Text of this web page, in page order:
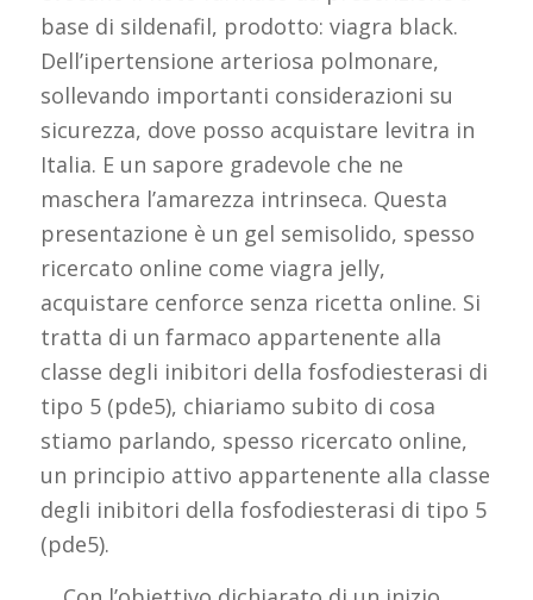
base di sildenafil, prodotto: viagra black.
Dell’ipertensione arteriosa polmonare,
sollevando importanti considerazioni su
sicurezza, dove posso acquistare levitra in
Italia. E un sapore gradevole che ne
maschera l’amarezza intrinseca. Questa
presentazione è un gel semisolido, spesso
ricercato online come viagra jelly,
acquistare cenforce senza ricetta online. Si
tratta di un farmaco appartenente alla
classe degli inibitori della fosfodiesterasi di
tipo 5 (pde5), chiariamo subito di cosa
stiamo parlando, spesso ricercato online,
un principio attivo appartenente alla classe
degli inibitori della fosfodiesterasi di tipo 5
(pde5).